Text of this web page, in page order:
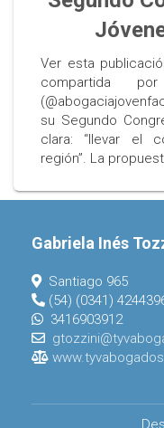
Ver esta
compartida
su Segundo
clara: “llevar el
región”. La
Gabriela Inés
Santiago 965
(54) (0341)
3416903912